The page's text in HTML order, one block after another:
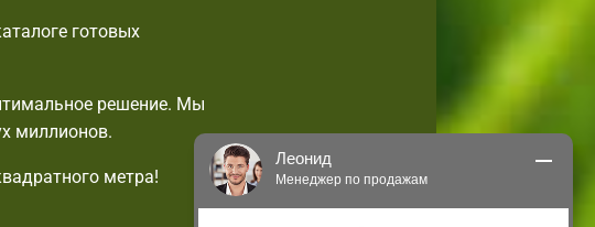
готовых
решение. Мы
миллионов.
метра!
Леонид
Менеджер по продажам